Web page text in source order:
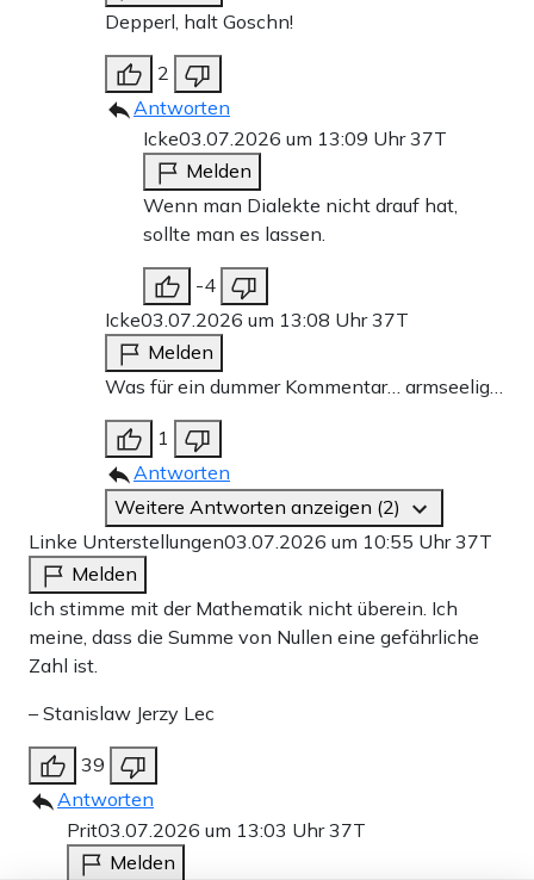
Depperl, halt Goschn!
2
Antworten
Icke03.07.2026 um 13:09 Uhr37T
Melden
Wenn man Dialekte nicht drauf hat,
sollte man es lassen.
-4
Icke03.07.2026 um 13:08 Uhr37T
Melden
Was für ein dummer Kommentar… armseelig…
1
Antworten
Weitere Antworten anzeigen (2)
Linke Unterstellungen03.07.2026 um 10:55 Uhr37T
Melden
Ich stimme mit der Mathematik nicht überein. Ich
meine, dass die Summe von Nullen eine gefährliche
Zahl ist.
– Stanislaw Jerzy Lec
39
Antworten
Prit03.07.2026 um 13:03 Uhr37T
Melden